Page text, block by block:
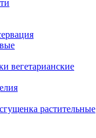
вегетарианские
растительные